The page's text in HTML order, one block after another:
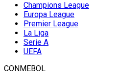
Champions League
Europa League
Premier League
La Liga
Serie A
UEFA
CONMEBOL